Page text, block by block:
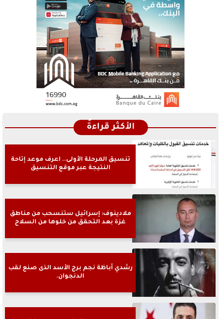
الأكثر قراءةً
تنسيق المرحلة الأولى.. اعرف موعد إتاحة
النتيجة عبر موقع التنسيق
ملادينوف: إسرائيل ستنسحب من مناطق
غزة بعد التحقق من خلوها من السلاح
رشدي أباظة نجم برج الأسد الذى صنع لقب
الدنجوان.